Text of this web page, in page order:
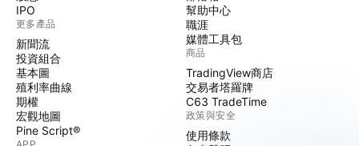
IPO
更多產品
新聞流
投資組合
基本圖
殖利率曲線
期權
宏觀地圖
Pine Script®
幫助中心
職涯
媒體工具包
商品
TradingView商店
交易者塔羅牌
C63 TradeTime
政策與安全
使用條款